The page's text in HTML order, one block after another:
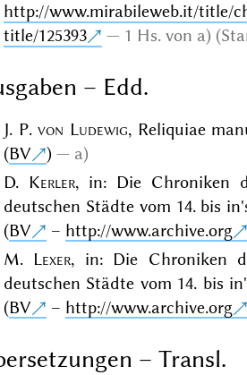
http://www.mirabileweb.it/title/
title/125393
1 Hs. von a)
– Edd.
J. P.von Ludewig, Reliquiae
(BV )
a)
D. Kerler, in: Die Chroniken
deutschen Städte vom 14. bis
(BV – http://www.archive.org
M. Lexer, in: Die Chroniken
deutschen Städte vom 14. bis
(BV – http://www.archive.org
– Transl.